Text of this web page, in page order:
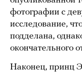
фотографии с
исследование,
подделана,
окончательного
Наконец, принц